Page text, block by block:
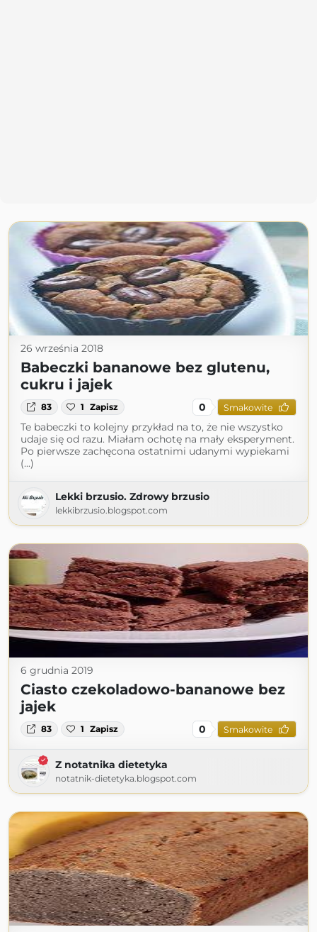
26 września 2018
Babeczki bananowe bez glutenu,
cukru i jajek
83 1 Zapisz 0 Smakowite
Te babeczki to kolejny przykład na to, że nie wszystko
udaje się od razu. Miałam ochotę na mały eksperyment.
Po pierwsze zachęcona ostatnimi udanymi wypiekami
(...)
Lekki brzusio. Zdrowy brzusio
lekkibrzusio.blogspot.com
6 grudnia 2019
Ciasto czekoladowo-bananowe bez
jajek
83 1 Zapisz 0 Smakowite
Z notatnika dietetyka
notatnik-dietetyka.blogspot.com